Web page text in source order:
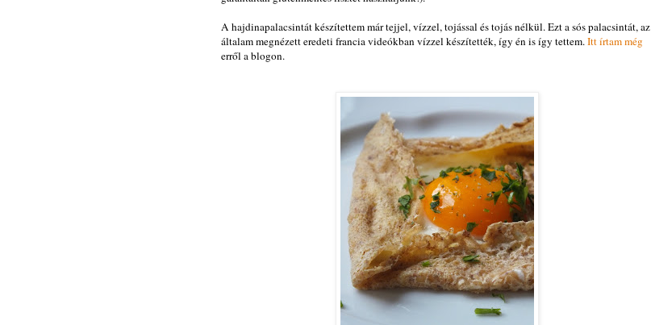
A hajdinapalacsintát készítettem már tejjel, vízzel, tojással és tojás nélkül. Ezt a sós palacsintát, az
általam megnézett eredeti francia videókban vízzel készítették, így én is így tettem.Itt írtam még
erről a blogon.